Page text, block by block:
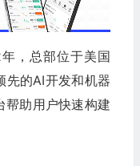
，总部位于美国
先的AI开发和机器
帮助用户快速构建